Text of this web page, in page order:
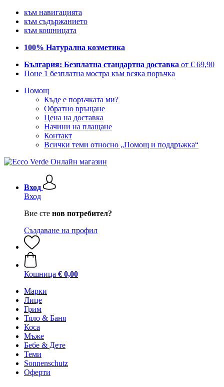
към навигацията
към съдържанието
към кошницата
100% Натурална козметика
България: Безплатна стандартна доставка от € 69,90
Поне 1 безплатна мостра към всяка поръчка
Помощ
Къде е поръчката ми?
Обратно връщане
Цена на доставка
Начини на плащане
Контакт
Всички теми относно „Помощ и поддръжка“
Вход
Вход
Вие сте нов потребител?
Създаване на профил
Кошница € 0,00
Марки
Лице
Грим
Тяло & Баня
Коса
Мъже
Бебе & Дете
Теми
Sonnenschutz
Оферти